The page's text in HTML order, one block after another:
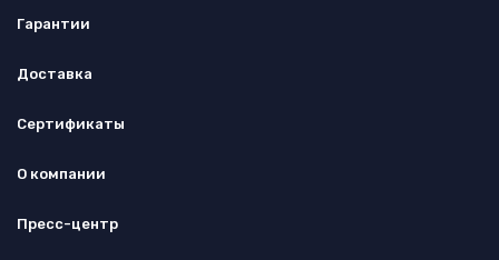
Гарантии
Доставка
Сертификаты
О компании
Пресс-центр